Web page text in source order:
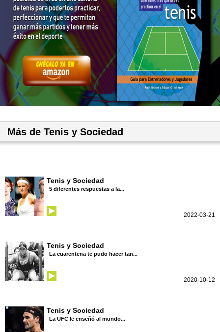
Más de Tenis y Sociedad
Tenis y Sociedad
5 diferentes respuestas a la...
2022-03-21
Tenis y Sociedad
La cuarentena te pudo hacer tan...
2020-10-12
Tenis y Sociedad
La UFC le enseñó al mundo...